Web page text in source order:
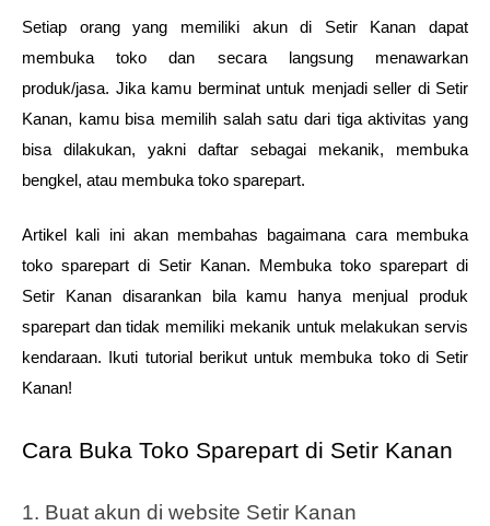
Setiap orang yang memiliki akun di Setir Kanan dapat
membuka toko dan secara langsung menawarkan
produk/jasa. Jika kamu berminat untuk menjadi seller di Setir
Kanan, kamu bisa memilih salah satu dari tiga aktivitas yang
bisa dilakukan, yakni daftar sebagai mekanik, membuka
bengkel, atau membuka toko sparepart.
Artikel kali ini akan membahas bagaimana cara membuka
toko sparepart di Setir Kanan. Membuka toko sparepart di
Setir Kanan disarankan bila kamu hanya menjual produk
sparepart dan tidak memiliki mekanik untuk melakukan servis
kendaraan. Ikuti tutorial berikut untuk membuka toko di Setir
Kanan!
Cara Buka Toko Sparepart di Setir Kanan
1. Buat akun di website Setir Kanan